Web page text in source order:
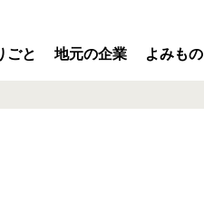
ごと 地元の企業 よみもの